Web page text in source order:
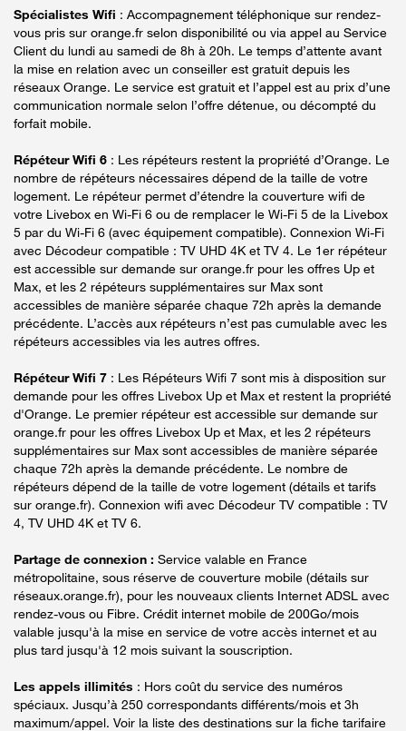
Spécialistes Wifi : Accompagnement téléphonique sur rendez-
vous pris sur orange.fr selon disponibilité ou via appel au Service
Client du lundi au samedi de 8h à 20h. Le temps d’attente avant
la mise en relation avec un conseiller est gratuit depuis les
réseaux Orange. Le service est gratuit et l’appel est au prix d’une
communication normale selon l’offre détenue, ou décompté du
forfait mobile.
Répéteur Wifi 6 : Les répéteurs restent la propriété d’Orange. Le
nombre de répéteurs nécessaires dépend de la taille de votre
logement. Le répéteur permet d’étendre la couverture wifi de
votre Livebox en Wi-Fi 6 ou de remplacer le Wi-Fi 5 de la Livebox
5 par du Wi-Fi 6 (avec équipement compatible). Connexion Wi-Fi
avec Décodeur compatible : TV UHD 4K et TV 4. Le 1er répéteur
est accessible sur demande sur orange.fr pour les offres Up et
Max, et les 2 répéteurs supplémentaires sur Max sont
accessibles de manière séparée chaque 72h après la demande
précédente. L’accès aux répéteurs n’est pas cumulable avec les
répéteurs accessibles via les autres offres.
Répéteur Wifi 7 : Les Répéteurs Wifi 7 sont mis à disposition sur
demande pour les offres Livebox Up et Max et restent la propriété
d'Orange. Le premier répéteur est accessible sur demande sur
orange.fr pour les offres Livebox Up et Max, et les 2 répéteurs
supplémentaires sur Max sont accessibles de manière séparée
chaque 72h après la demande précédente. Le nombre de
répéteurs dépend de la taille de votre logement (détails et tarifs
sur orange.fr). Connexion wifi avec Décodeur TV compatible : TV
4, TV UHD 4K et TV 6.
Partage de connexion : Service valable en France
métropolitaine, sous réserve de couverture mobile (détails sur
réseaux.orange.fr), pour les nouveaux clients Internet ADSL avec
rendez-vous ou Fibre. Crédit internet mobile de 200Go/mois
valable jusqu'à la mise en service de votre accès internet et au
plus tard jusqu'à 12 mois suivant la souscription.
Les appels illimités : Hors coût du service des numéros
spéciaux. Jusqu’à 250 correspondants différents/mois et 3h
maximum/appel. Voir la liste des destinations sur la fiche tarifaire